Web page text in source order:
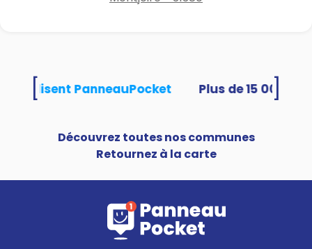
utilisent PanneauPocket
Découvrez toutes nos communes
Retournez à la carte